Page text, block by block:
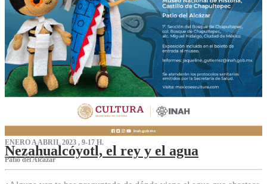
ENERO A ABRIL 2023 , 9-17 H.
Nezahualcóyotl, el rey y el agua
Patio del Alcázar